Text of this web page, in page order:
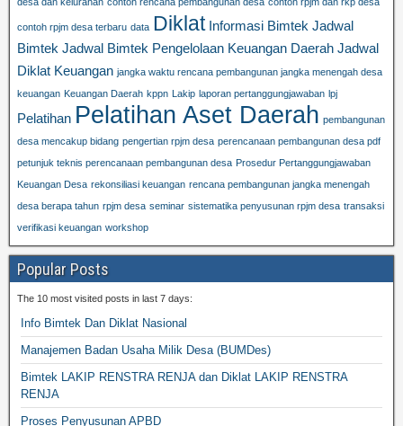
contoh rpjm desa terbaru data Diklat Informasi Bimtek Jadwal
Bimtek Jadwal Bimtek Pengelolaan Keuangan Daerah Jadwal
Diklat Keuangan jangka waktu rencana pembangunan jangka menengah desa
keuangan Keuangan Daerah kppn Lakip laporan pertanggungjawaban lpj
Pelatihan Pelatihan Aset Daerah pembangunan
desa mencakup bidang pengertian rpjm desa perencanaan pembangunan desa pdf
petunjuk teknis perencanaan pembangunan desa Prosedur Pertanggungjawaban
Keuangan Desa rekonsiliasi keuangan rencana pembangunan jangka menengah
desa berapa tahun rpjm desa seminar sistematika penyusunan rpjm desa transaksi
verifikasi keuangan workshop
Popular Posts
The 10 most visited posts in last 7 days:
Info Bimtek Dan Diklat Nasional
Manajemen Badan Usaha Milik Desa (BUMDes)
Bimtek LAKIP RENSTRA RENJA dan Diklat LAKIP RENSTRA
RENJA
Proses Penyusunan APBD